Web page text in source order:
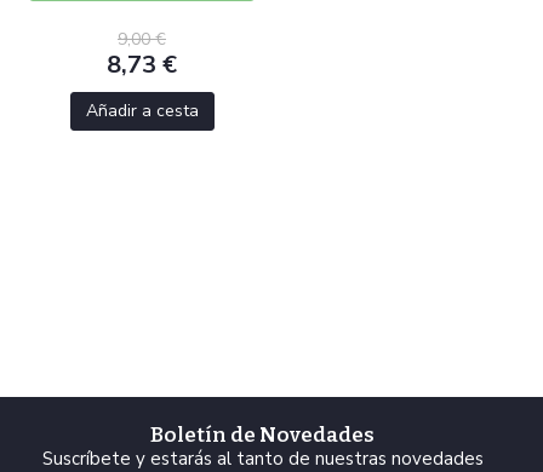
9,00 €
8,73 €
Añadir a cesta
Boletín de Novedades
Suscríbete y estarás al tanto de nuestras novedades